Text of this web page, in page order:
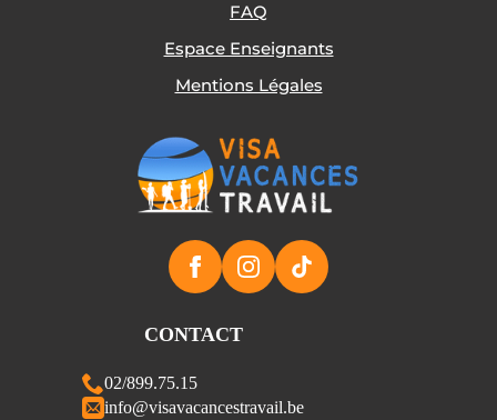
FAQ
Espace Enseignants
Mentions Légales
CONTACT
02/899.75.15
info@visavacancestravail.be